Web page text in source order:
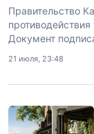
Правительство
Документ
21 июля, 23:48